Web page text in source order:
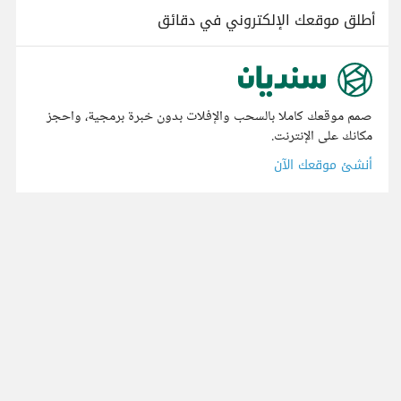
أطلق موقعك الإلكتروني في دقائق
صمم موقعك كاملا بالسحب والإفلات بدون خبرة برمجية، واحجز
مكانك على الإنترنت.
أنشئ موقعك الآن